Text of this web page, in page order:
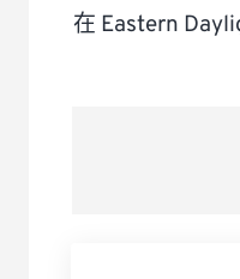
在 Eastern